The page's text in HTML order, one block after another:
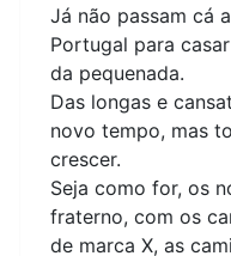
Já não passam cá
Portugal para
da pequenada.
Das longas e
novo tempo, mas
crescer.
Seja como for, os
fraterno, com os
de marca X, as